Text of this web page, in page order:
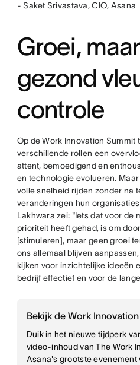
- Saket Srivastava, CIO, Asana
Groei,
gezond
controle
Op de Work Innovation Summit
verschillende rollen een
attent, bemoedigend en
en technologie evolueren.
volle snelheid rijden zonder na
veranderingen hun
Lakhwara zei: "Iets dat voor de
prioriteit heeft gehad, is om
[stimuleren], maar geen groei
ons allemaal blijven
kijken voor inzichtelijke ideeën
bedrijf effectief en voor de
Bekijk de Work
Duik in het nieuwe tijdperk
video-inhoud van The Work
Asana's grootste evenement